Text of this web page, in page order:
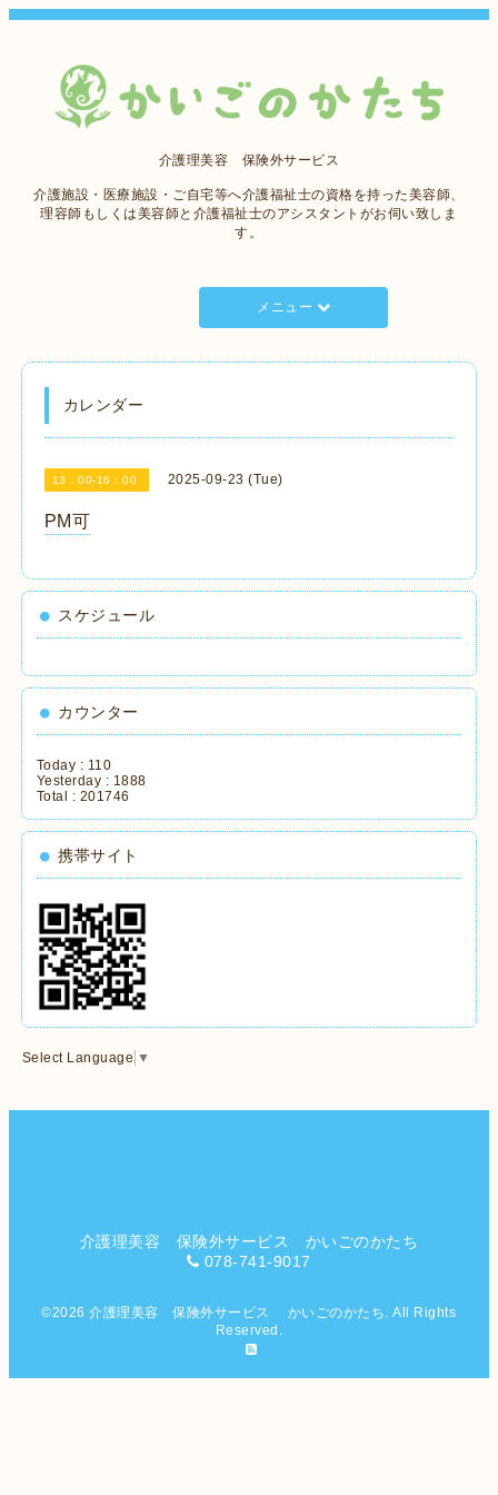
介護理美容 保険外サービス
介護施設・医療施設・ご自宅等へ介護福祉士の資格を持った美容師、
理容師もしくは美容師と介護福祉士のアシスタントがお伺い致しま
す。
メニュー
カレンダー
13：00-16：00 2025-09-23 (Tue)
PM可
スケジュール
カウンター
Today : 110
Yesterday : 1888
Total : 201746
携帯サイト
Select Language ▼
介護理美容 保険外サービス かいごのかたち
078-741-9017
©2026介護理美容 保険外サービス かいごのかたち . All Rights
Reserved.